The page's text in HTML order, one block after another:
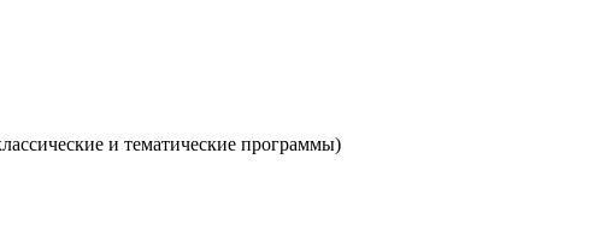
и тематические программы)